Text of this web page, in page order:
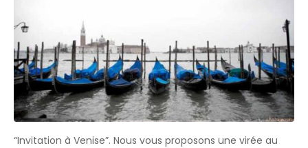
“Invitation à Venise”. Nous vous proposons une virée au